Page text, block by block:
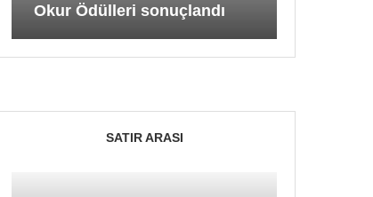
Okur Ödülleri sonuçlandı
SATIR ARASI